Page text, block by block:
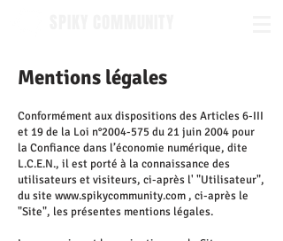
Mentions légales
Conformément aux dispositions des Articles 6-III
et 19 de la Loi n°2004-575 du 21 juin 2004 pour
la Confiance dans l’économie numérique, dite
L.C.E.N., il est porté à la connaissance des
utilisateurs et visiteurs, ci-après l' "Utilisateur",
du site www.spikycommunity.com , ci-après le
"Site", les présentes mentions légales.